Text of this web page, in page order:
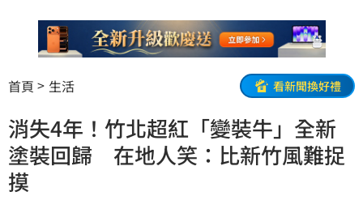
首頁 生活 看新聞換好禮
消失4年！竹北超紅「變裝牛」全新
塗裝回歸 在地人笑：比新竹風難捉
摸